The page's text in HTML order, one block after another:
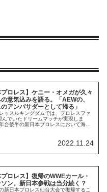
プロレス】ケニー・オメガが久々
意気込みを語る。「AEWの、
アンバサダーとして帰る」
ッスルキングダムでは、プロレスファ
んでいたドリームマッチが実現しま
台後半の新日本プロレスにおいて海外
ップ外国人レスラーとして大活躍を続
ィル・オスプレイ。ついに２人のシン
2022.11.24
プロレス】復帰のWWEカール・
ン。新日本参戦は当分続く？
新日本プロレス仙台大会で復帰するこ